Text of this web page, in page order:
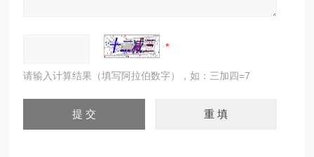
请输入计算结果（填写阿拉伯数字），如：三加四=7